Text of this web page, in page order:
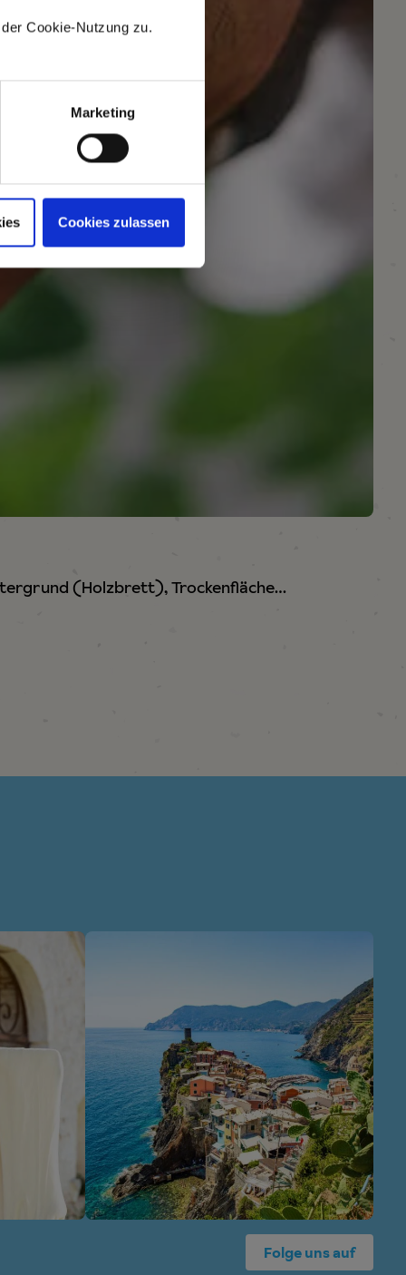
Cookie-Nutzung zu.
Marketing
Cookies zulassen
(Holzbrett), Trockenfläche…
Folge uns auf